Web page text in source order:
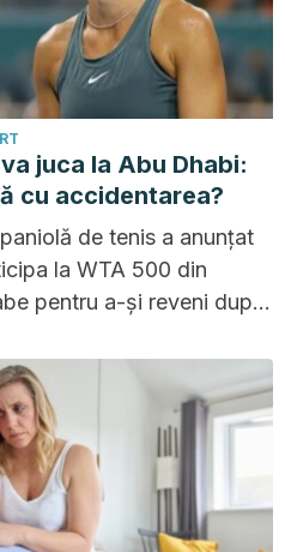
juca la Abu Dhabi:
cu accidentarea?
de tenis a anunțat
la WTA 500 din
pentru a-și reveni după
minoră, ea preferă